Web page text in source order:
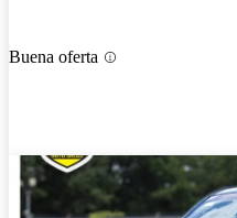
Buena oferta